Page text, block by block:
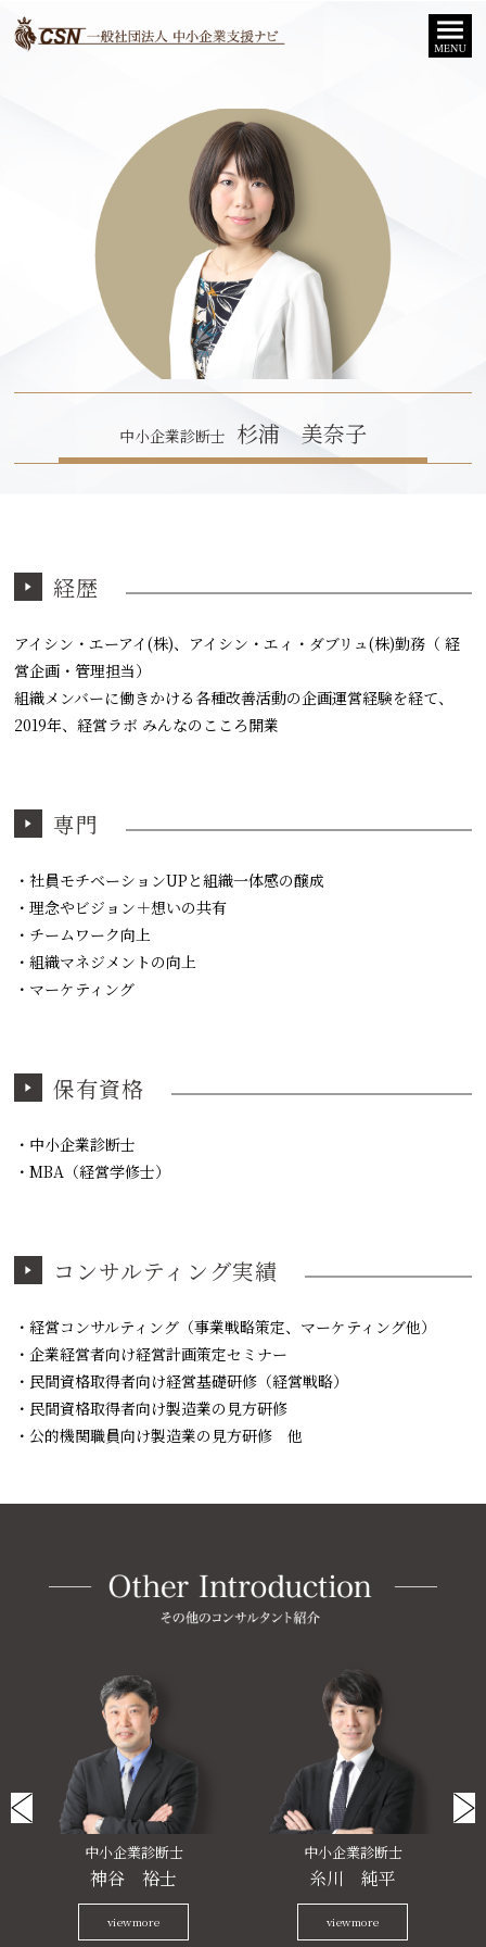
中小企業診断士 杉浦 美奈子
経歴
アイシン・エーアイ(株)、アイシン・エィ・ダブリュ(株)勤務（ 経
営企画・管理担当）
組織メンバーに働きかける各種改善活動の企画運営経験を経て、
2019年、経営ラボ みんなのこころ開業
専門
・社員モチベーションUPと組織一体感の醸成
・理念やビジョン＋想いの共有
・チームワーク向上
・組織マネジメントの向上
・マーケティング
保有資格
・中小企業診断士
・MBA（経営学修士）
コンサルティング実績
・経営コンサルティング（事業戦略策定、マーケティング他）
・企業経営者向け経営計画策定セミナー
・民間資格取得者向け経営基礎研修（経営戦略）
・民間資格取得者向け製造業の見方研修
・公的機関職員向け製造業の見方研修 他
中小企業診断士
神谷 裕士
viewmore
中小企業診断士
糸川 純平
viewmore